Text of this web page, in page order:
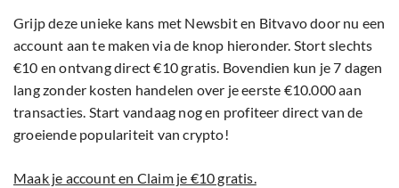
Grijp deze unieke kans met Newsbit en Bitvavo door nu een
account aan te maken via de knop hieronder. Stort slechts
€10 en ontvang direct €10 gratis. Bovendien kun je 7 dagen
lang zonder kosten handelen over je eerste €10.000 aan
transacties. Start vandaag nog en profiteer direct van de
groeiende populariteit van crypto!
Maak je account en Claim je €10 gratis.